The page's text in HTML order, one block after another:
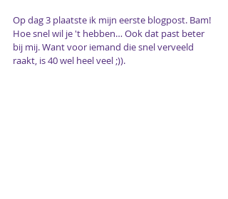
Op dag 3 plaatste ik mijn eerste blogpost. Bam!
Hoe snel wil je 't hebben… Ook dat past beter
bij mij. Want voor iemand die snel verveeld
raakt, is 40 wel heel veel ;)).